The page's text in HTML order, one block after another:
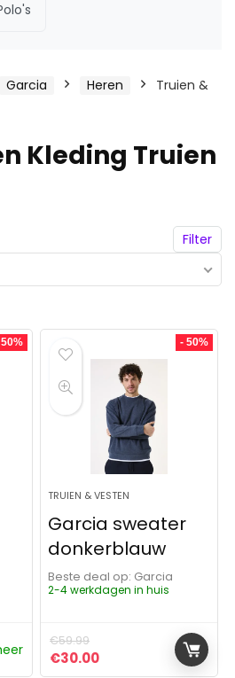
Garcia Heren
Truien &
Kleding Truien
Filter
was: €69.99.
€35.00.
- 50%
TRUIEN & VESTEN
Garcia sweater
donkerblauw
Beste deal op:
Garcia
2-4 werkdagen in huis
€59.99
Oorspronkelijke prijs
€30.00Huidige prijs is: